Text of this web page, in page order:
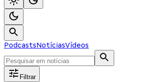
PodcastsNotíciasVídeos
Filtrar